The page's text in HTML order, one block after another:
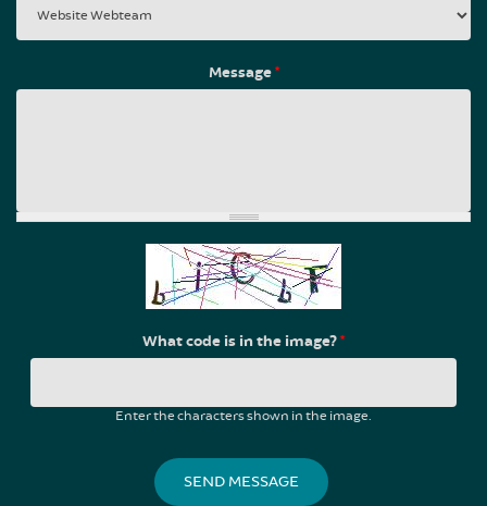
Message*
What code is in the image?*
Enter the characters shown in the image.